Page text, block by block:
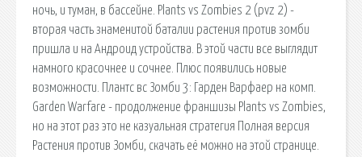
ночь, и туман, в бассейне. Plants vs Zombies 2 (pvz 2) -
вторая часть знаменитой баталии растения против зомби
пришла и на Андроид устройства. В этой части все выглядит
намного красочнее и сочнее. Плюс появились новые
возможности. Плантс вс Зомби 3: Гарден Варфаер на комп.
Garden Warfare - продолжение франшизы Plants vs Zombies,
но на этот раз это не казуальная стратегия Полная версия
Растения против Зомби, скачать её можно на этой странице.